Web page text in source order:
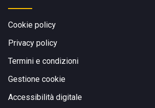
Cookie policy
Privacy policy
Termini e condizioni
Gestione cookie
Accessibilità digitale